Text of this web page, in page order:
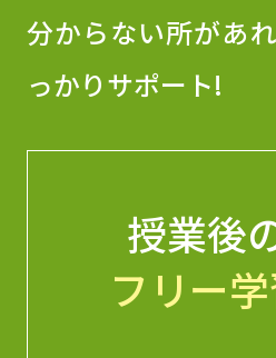
分からない所があ
っかりサポート!
授業後
フリー